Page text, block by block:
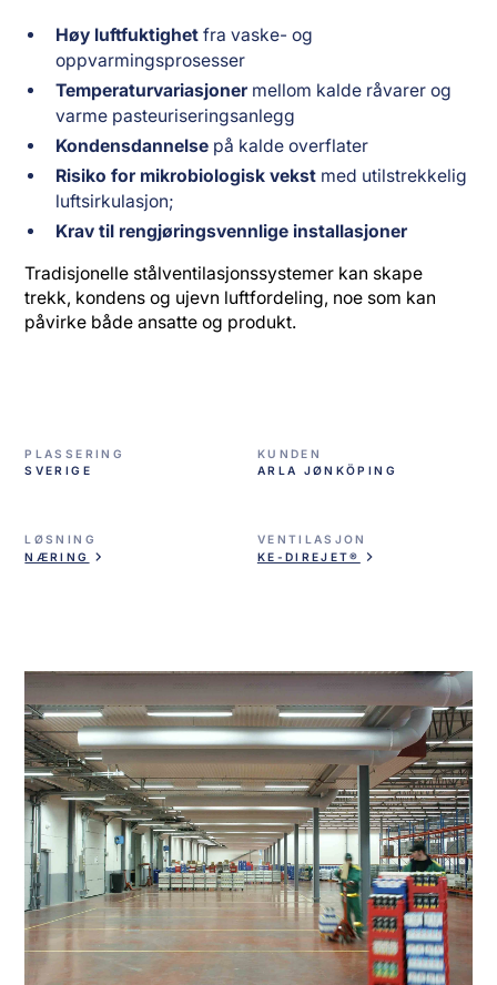
Høy luftfuktighetfra vaske- og
oppvarmingsprosesser
Temperaturvariasjonermellom kalde råvarer og
varme pasteuriseringsanlegg
Kondensdannelsepå kalde overflater
Risiko for mikrobiologisk vekstmed utilstrekkelig
luftsirkulasjon;
Krav til rengjøringsvennlige installasjoner
Tradisjonelle stålventilasjonssystemer kan skape
trekk, kondens og ujevn luftfordeling, noe som kan
påvirke både ansatte og produkt.
PLASSERING
SVERIGE
KUNDEN
ARLA JØNKÖPING
LØSNING
NÆRING
VENTILASJON
KE-DIREJET®